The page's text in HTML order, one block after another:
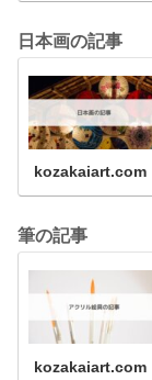
日本画の記事
kozakaiart.com
筆の記事
kozakaiart.com